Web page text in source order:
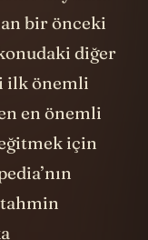
ilk önemli
en önemli
için
tahmin